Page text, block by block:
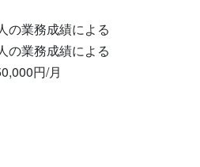
業務成績による
業務成績による
円/月